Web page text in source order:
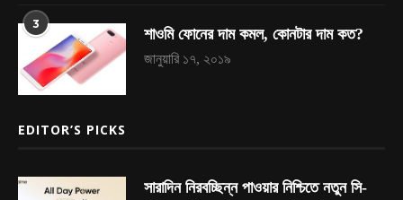
3
শাওমি ফোনের দাম কমল, কোনটার দাম কত?
জানুয়ারি ১৭, ২০১৯
EDITOR’S PICKS
সারাদিন নিরবচ্ছিন্ন পাওয়ার নিশ্চিতে নতুন সি-